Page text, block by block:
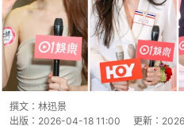
撰文： 林迅景
出版： 2026-04-18 11:00 更新：